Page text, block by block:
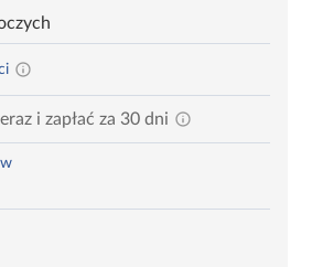
i zapłać za 30 dni